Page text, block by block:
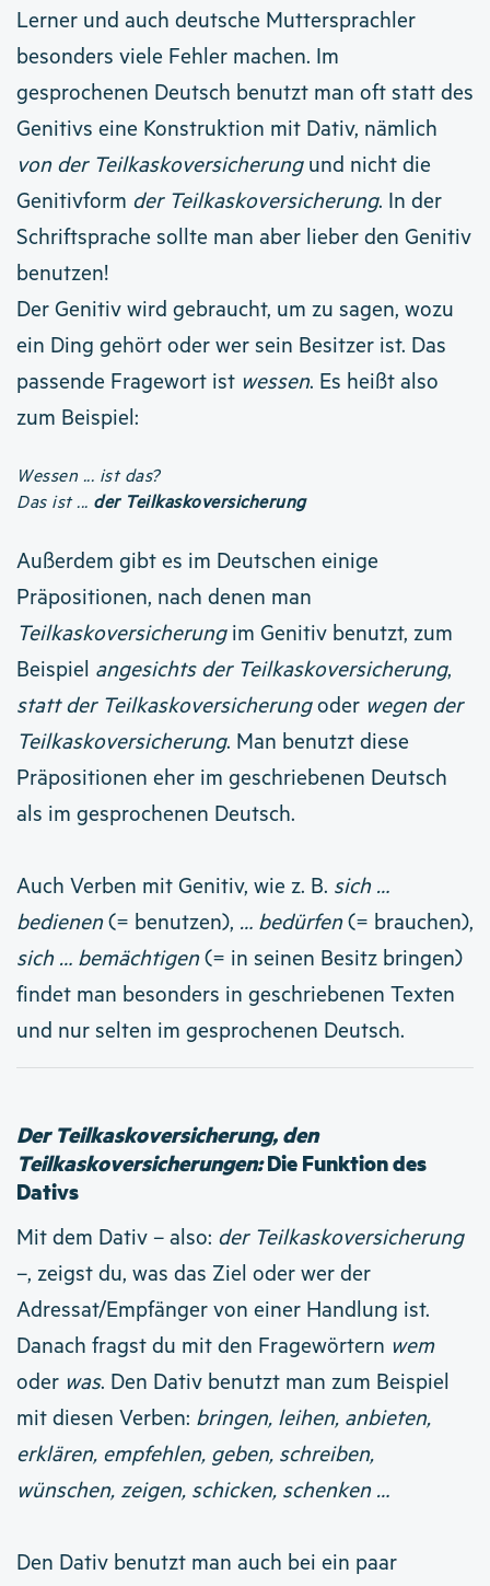
Lerner und auch deutsche Muttersprachler
besonders viele Fehler machen. Im
gesprochenen Deutsch benutzt man oft statt des
Genitivs eine Konstruktion mit Dativ, nämlich
von der Teilkaskoversicherungund nicht die
Genitivform der Teilkaskoversicherung. In der
Schriftsprache sollte man aber lieber den Genitiv
benutzen!
Der Genitiv wird gebraucht, um zu sagen, wozu
ein Ding gehört oder wer sein Besitzer ist. Das
passende Fragewort ist wessen. Es heißt also
zum Beispiel:
Wessen ... ist das?
Das ist ... der Teilkaskoversicherung
Außerdem gibt es im Deutschen einige
Präpositionen, nach denen man
Teilkaskoversicherungim Genitiv benutzt, zum
Beispiel angesichts der Teilkaskoversicherung,
statt der Teilkaskoversicherungoder wegen der
Teilkaskoversicherung. Man benutzt diese
Präpositionen eher im geschriebenen Deutsch
als im gesprochenen Deutsch.
Auch Verben mit Genitiv, wie z. B. sich …
bedienen(= benutzen), … bedürfen(= brauchen),
sich … bemächtigen(= in seinen Besitz bringen)
findet man besonders in geschriebenen Texten
und nur selten im gesprochenen Deutsch.
Der Teilkaskoversicherung, den
Teilkaskoversicherungen:Die Funktion des
Dativs
Mit dem Dativ – also: der Teilkaskoversicherung
–, zeigst du, was das Ziel oder wer der
Adressat/Empfänger von einer Handlung ist.
Danach fragst du mit den Fragewörtern wem
oder was. Den Dativ benutzt man zum Beispiel
mit diesen Verben: bringen, leihen, anbieten,
erklären, empfehlen, geben, schreiben,
wünschen, zeigen, schicken, schenken …
Den Dativ benutzt man auch bei ein paar